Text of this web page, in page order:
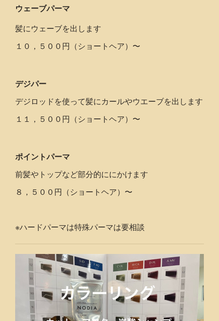
ウェーブパーマ
髪にウェーブを出します
１０，５００円（ショートヘア）〜
デジパー
デジロッドを使って髪にカールやウエーブを出します
１１，５００円（ショートヘア）〜
ポイントパーマ
前髪やトップなど部分的ににかけます
８，５００円（ショートヘア）〜
※ハードパーマは特殊パーマは要相談